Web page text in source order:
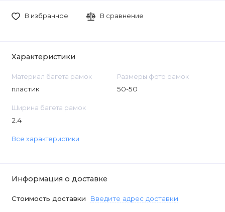
В избранное В сравнение
Характеристики
Материал багета рамок
пластик
Размеры фото рамок
50-50
Ширина багета рамок
2.4
Все характеристики
Информация о доставке
Стоимость доставки Введите адрес доставки